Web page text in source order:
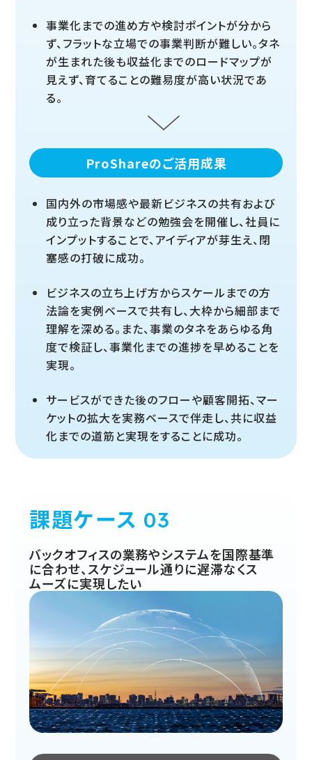
事業化までの進め方や検討ポイントが分から
ず、フラットな立場での事業判断が難しい。タネ
が生まれた後も収益化までのロードマップが
見えず、育てることの難易度が高い状況であ
る。
ProShareのご活用成果
国内外の市場感や最新ビジネスの共有および
成り立った背景などの勉強会を開催し、社員に
インプットすることで、アイディアが芽生え、閉
塞感の打破に成功。
ビジネスの立ち上げ方からスケールまでの方
法論を実例ベースで共有し、大枠から細部まで
理解を深める。また、事業のタネをあらゆる角
度で検証し、事業化までの進捗を早めることを
実現。
サービスができた後のフローや顧客開拓、マー
ケットの拡大を実務ベースで伴走し、共に収益
化までの道筋と実現をすることに成功。
課題ケース
バックオフィスの業務やシステムを国際基準
に合わせ、スケジュール通りに遅滞なくス
ムーズに実現したい